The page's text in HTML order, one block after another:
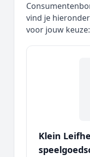
vind je
voor jouw keuze:
Klein